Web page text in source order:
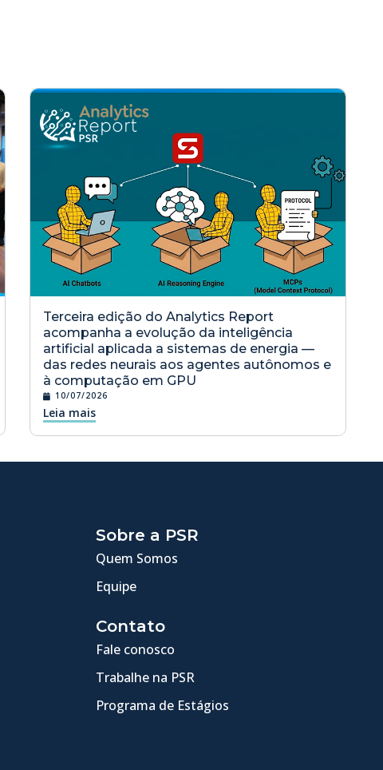
Terceira edição do Analytics Report
acompanha a evolução da inteligência
artificial aplicada a sistemas de energia —
das redes neurais aos agentes autônomos e
à computação em GPU
10/07/2026
Leia mais
Sobre a PSR
Quem Somos
Equipe
Contato
Fale conosco
Trabalhe na PSR
Programa de Estágios